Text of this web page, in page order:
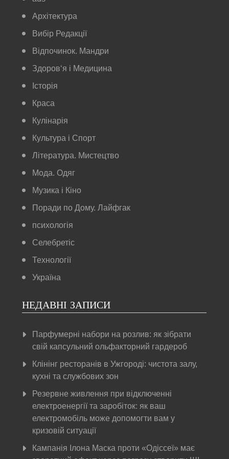
Архітектура
Вибір Редакції
Відпочинок. Мандри
Здоров‘я і Медицина
Історія
Краса
Кулінарія
Культура і Спорт
Література. Мистецтво
Мода. Одяг
Музика і Кіно
Поради по Дому. Лайфгак
психологія
Селебретіс
Технології
Україна
НЕДАВНІ ЗАПИСИ
Парфумерні набори на розлив: як зібрати
свій капсульний ольфакторний гардероб
Клінінг ресторанів в Ужгороді: чистота залу,
кухні та службових зон
Резервне живлення при відключенні
електроенергії та заробіток: як ваш
електромобіль може допомогти вам у
кризовій ситуації
Кампанія Ілона Маска проти «Одіссеї» має